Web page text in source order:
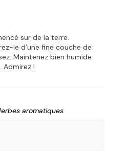
sur de la terre.
le d’une fine couche de
Maintenez bien humide
Admirez !
aromatiques